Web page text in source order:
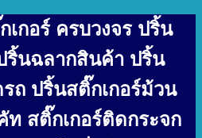
เกอร์ ครบวงจร ปริ้น
ริ้นฉลากสินค้า ปริ้น
ถ ปริ้นสติ๊กเกอร์ม้วน
ท สติ๊กเกอร์ติดกระจก